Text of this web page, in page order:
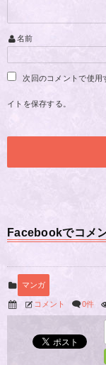
名前
次回のコメントで使用
イトを保存する。
Facebookでコメ
マンガ
コメント 0件